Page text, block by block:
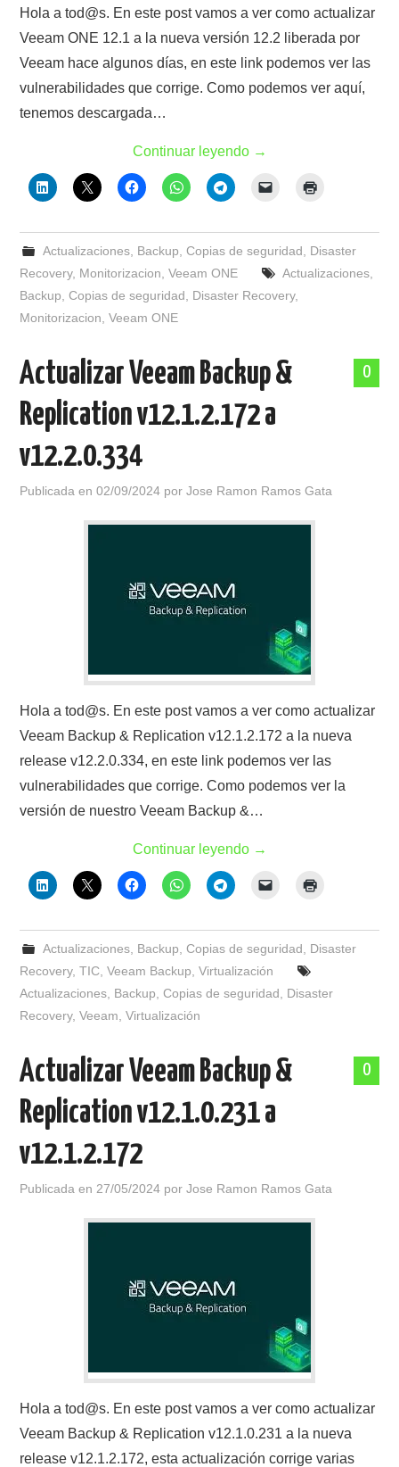
Hola a tod@s. En este post vamos a ver como actualizar
Veeam ONE 12.1 a la nueva versión 12.2 liberada por
Veeam hace algunos días, en este link podemos ver las
vulnerabilidades que corrige. Como podemos ver aquí,
tenemos descargada…
Continuar leyendo →
Actualizaciones, Backup Copias de seguridad
Disaster
Recovery, Monitorizacion ,Veeam ONE Actualizaciones,
Backup ,Copias de seguridad Disaster Recovery,
Monitorizacion ,Veeam ONE
0
Actualizar Veeam Backup &
Replication v12.1.2.172 a
v12.2.0.334
Publicada en02/09/2024 porJose Ramon Ramos Gata
Hola a tod@s. En este post vamos a ver como actualizar
Veeam Backup & Replication v12.1.2.172 a la nueva
release v12.2.0.334, en este link podemos ver las
vulnerabilidades que corrige. Como podemos ver la
versión de nuestro Veeam Backup &…
Continuar leyendo →
Actualizaciones, Backup Copias de seguridad
Disaster
Recovery,TIC ,Veeam Backup ,Virtualización
Actualizaciones Backup ,Copias de seguridad
Disaster
Recovery,Veeam ,Virtualización
0
Actualizar Veeam Backup &
Replication v12.1.0.231 a
v12.1.2.172
Publicada en 27/05/2024 porJose Ramon Ramos Gata
Hola a tod@s. En este post vamos a ver como actualizar
Veeam Backup & Replication v12.1.0.231 a la nueva
release v12.1.2.172, esta actualización corrige varias